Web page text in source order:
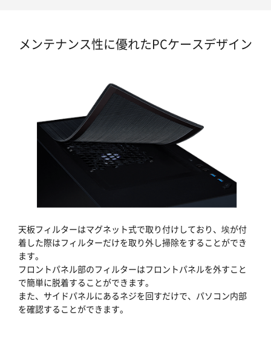
メンテナンス性に優れたPCケースデザイン
天板フィルターはマグネット式で取り付けしており、埃が付
着した際はフィルターだけを取り外し掃除をすることができ
ます。
フロントパネル部のフィルターはフロントパネルを外すこと
で簡単に脱着することができます。
また、サイドパネルにあるネジを回すだけで、パソコン内部
を確認することができます。